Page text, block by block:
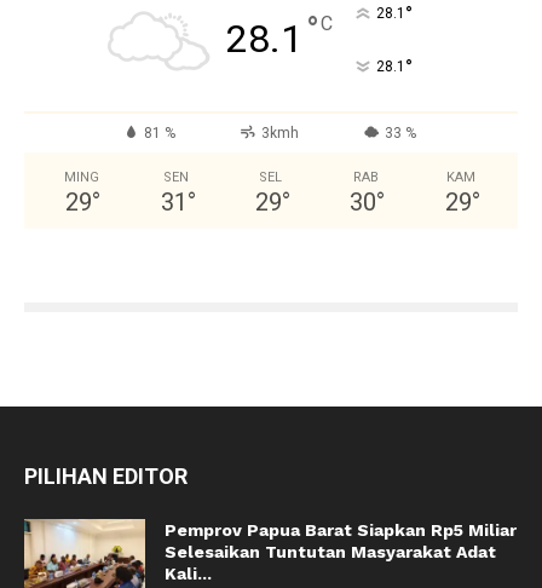
28.1 °C 28.1 °
28.1 °
81 % 3kmh 33 %
MING
29°
SEN
31 °
SEL
29°
RAB
30°
KAM
29°
PILIHAN EDITOR
Pemprov Papua Barat Siapkan Rp5 Miliar
Selesaikan Tuntutan Masyarakat Adat
Kali...